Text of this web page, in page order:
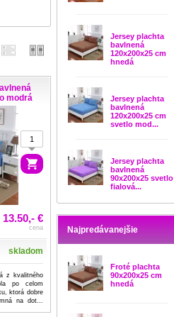
Jersey plachta
bavlnená
120x200x25 cm
hnedá
Jersey plachta
bavlnená
120x200x25 cm
svetlo mod...
Jersey plachta
bavlnená
90x200x25 svetlo
fialová...
Najpredávanejšie
Froté plachta
90x200x25 cm
hnedá
modrá
13.50,- €
cena
skladom
z kvalitného
po celom
ktorá dobre
na dot...